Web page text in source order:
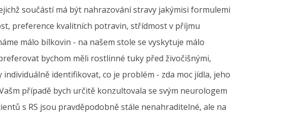
součástí má být nahrazování stravy jakýmisi formulemi
preference kvalitních potravin, střídmost v příjmu
málo bílkovin - na našem stole se vyskytuje málo
bychom měli rostlinné tuky před živočišnými,
identifikovat, co je problém - zda moc jídla, jeho
případě bych určitě konzultovala se svým neurologem
s RS jsou pravděpodobně stále nenahraditelné, ale na